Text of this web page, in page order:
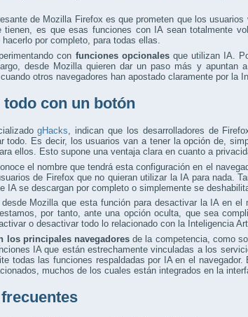
de Mozilla Firefox es que prometen que los usuarios
tienen, es que esas funciones con IA sean totalmente
por completo, para todas ellas.
con funciones opcionalesque utilizan IA.
desde Mozilla quieren dar un paso más y apuntan
otros navegadores han apostado claramente por la
con un botón
gHacks, indican que los desarrolladores de
todo. Es decir, los usuarios van a tener la opción de,
ellos. Esto supone una ventaja clara en cuanto a
el nombre que tendrá esta configuración en el
de Firefox que no quieran utilizar la IA para nada.
IA se descargan por completo o simplemente se
Mozilla que esta función para desactivar la IA en el
por tanto, ante una opción oculta, que sea
o desactivar todo lo relacionado con la Inteligencia
los principales navegadores de la competencia, como
IA que están estrechamente vinculadas a los
todas las funciones respaldadas por IA en el
muchos de los cuales están integrados en la